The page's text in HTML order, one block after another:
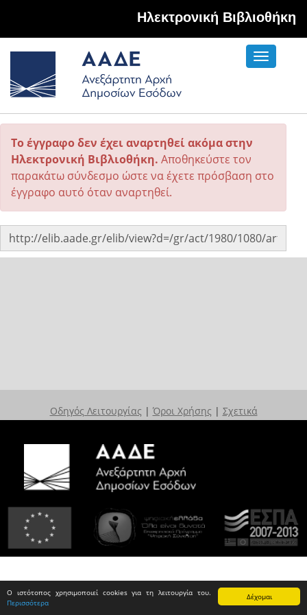
Δέχομαι
Ο ιστότοπος χρησιμοποιεί cookies για τη λειτουργία του.
Περισσότερα
Hλεκτρονική Βιβλιοθήκη
Toggle
Το έγγραφο δεν έχει αναρτηθεί ακόμα στην
Ηλεκτρονική Βιβλιοθήκη. Αποθηκεύστε τον
παρακάτω σύνδεσμο ώστε να έχετε πρόσβαση στο
έγγραφο αυτό όταν αναρτηθεί.
Οδηγός Λειτουργίας | Όροι Χρήσης | Σχετικά